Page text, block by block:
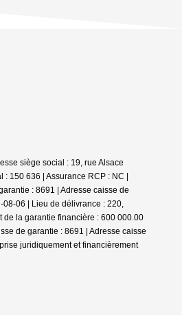
siège social : 19, rue Alsace
150 636 | Assurance RCP : NC |
: 8691 | Adresse caisse de
08-06 | Lieu de délivrance : 220,
de la garantie financière : 600 000.00
de garantie : 8691 | Adresse caisse
juridiquement et financièrement